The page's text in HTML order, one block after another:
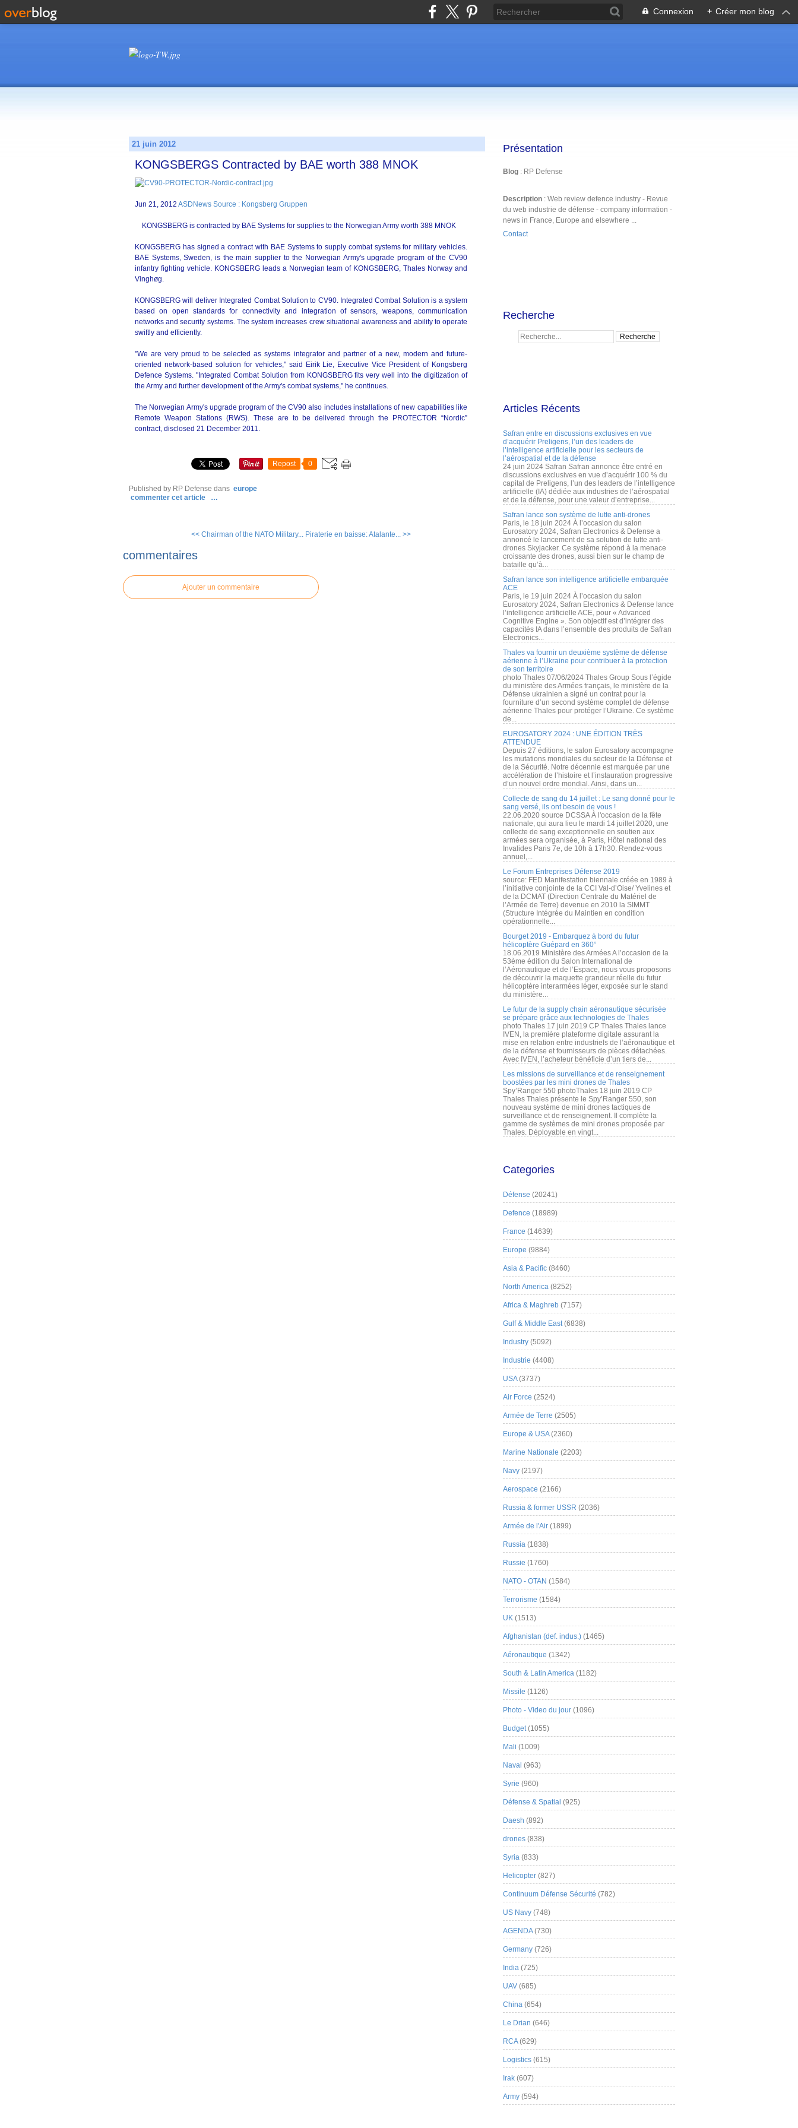
Connexion + Créer mon blog
21 juin 2012
KONGSBERGS Contracted by BAE worth 388 MNOK
Jun 21, 2012 ASDNews Source : Kongsberg Gruppen
KONGSBERG is contracted by BAE Systems for supplies to the Norwegian Army worth 388 MNOK
KONGSBERG has signed a contract with BAE Systems to supply combat systems for military vehicles.
BAE Systems, Sweden, is the main supplier to the Norwegian Army's upgrade program of the CV90
infantry fighting vehicle. KONGSBERG leads a Norwegian team of KONGSBERG, Thales Norway and
Vinghøg.
KONGSBERG will deliver Integrated Combat Solution to CV90. Integrated Combat Solution is a system
based on open standards for connectivity and integration of sensors, weapons, communication
networks and security systems. The system increases crew situational awareness and ability to operate
swiftly and efficiently.
"We are very proud to be selected as systems integrator and partner of a new, modern and future-
oriented network-based solution for vehicles," said Eirik Lie, Executive Vice President of Kongsberg
Defence Systems. "Integrated Combat Solution from KONGSBERG fits very well into the digitization of
the Army and further development of the Army's combat systems," he continues.
The Norwegian Army's upgrade program of the CV90 also includes installations of new capabilities like
Remote Weapon Stations (RWS). These are to be delivered through the PROTECTOR “Nordic”
contract, disclosed 21 December 2011.
Repost 0
Published by RP Defense dans europe
commenter cet article
…
<< Chairman of the NATO Military... Piraterie en baisse: Atalante... >>
commentaires
Ajouter un commentaire
Présentation
Blog : RP Defense
Description : Web review defence industry - Revue
du web industrie de défense - company information -
news in France, Europe and elsewhere ...
Contact
Recherche
Articles Récents
Safran entre en discussions exclusives en vue
d’acquérir Preligens, l’un des leaders de
l’intelligence artificielle pour les secteurs de
l’aérospatial et de la défense
24 juin 2024 Safran Safran annonce être entré en
discussions exclusives en vue d’acquérir 100 % du
capital de Preligens, l’un des leaders de l’intelligence
artificielle (IA) dédiée aux industries de l’aérospatial
et de la défense, pour une valeur d’entreprise...
Safran lance son système de lutte anti-drones
Paris, le 18 juin 2024 À l’occasion du salon
Eurosatory 2024, Safran Electronics & Defense a
annoncé le lancement de sa solution de lutte anti-
drones Skyjacker. Ce système répond à la menace
croissante des drones, aussi bien sur le champ de
bataille qu’à...
Safran lance son intelligence artificielle embarquée
ACE
Paris, le 19 juin 2024 À l’occasion du salon
Eurosatory 2024, Safran Electronics & Defense lance
l’intelligence artificielle ACE, pour « Advanced
Cognitive Engine ». Son objectif est d’intégrer des
capacités IA dans l’ensemble des produits de Safran
Electronics...
Thales va fournir un deuxième système de défense
aérienne à l’Ukraine pour contribuer à la protection
de son territoire
photo Thales 07/06/2024 Thales Group Sous l’égide
du ministère des Armées français, le ministère de la
Défense ukrainien a signé un contrat pour la
fourniture d’un second système complet de défense
aérienne Thales pour protéger l’Ukraine. Ce système
de...
EUROSATORY 2024 : UNE ÉDITION TRÈS
ATTENDUE
Depuis 27 éditions, le salon Eurosatory accompagne
les mutations mondiales du secteur de la Défense et
de la Sécurité. Notre décennie est marquée par une
accélération de l’histoire et l’instauration progressive
d’un nouvel ordre mondial. Ainsi, dans un...
Collecte de sang du 14 juillet : Le sang donné pour le
sang versé, ils ont besoin de vous !
22.06.2020 source DCSSA À l'occasion de la fête
nationale, qui aura lieu le mardi 14 juillet 2020, une
collecte de sang exceptionnelle en soutien aux
armées sera organisée, à Paris, Hôtel national des
Invalides Paris 7e, de 10h à 17h30. Rendez-vous
annuel,...
Le Forum Entreprises Défense 2019
source: FED Manifestation biennale créée en 1989 à
l’initiative conjointe de la CCI Val-d’Oise/ Yvelines et
de la DCMAT (Direction Centrale du Matériel de
l’Armée de Terre) devenue en 2010 la SIMMT
(Structure Intégrée du Maintien en condition
opérationnelle...
Bourget 2019 - Embarquez à bord du futur
hélicoptère Guépard en 360°
18.06.2019 Ministère des Armées A l’occasion de la
53ème édition du Salon International de
l’Aéronautique et de l’Espace, nous vous proposons
de découvrir la maquette grandeur réelle du futur
hélicoptère interarmées léger, exposée sur le stand
du ministère...
Le futur de la supply chain aéronautique sécurisée
se prépare grâce aux technologies de Thales
photo Thales 17 juin 2019 CP Thales Thales lance
IVEN, la première plateforme digitale assurant la
mise en relation entre industriels de l’aéronautique et
de la défense et fournisseurs de pièces détachées.
Avec IVEN, l’acheteur bénéficie d’un tiers de...
Les missions de surveillance et de renseignement
boostées par les mini drones de Thales
Spy’Ranger 550 photoThales 18 juin 2019 CP
Thales Thales présente le Spy’Ranger 550, son
nouveau système de mini drones tactiques de
surveillance et de renseignement. Il complète la
gamme de systèmes de mini drones proposée par
Thales. Déployable en vingt...
Categories
Défense (20241)
Defence (18989)
France (14639)
Europe (9884)
Asia & Pacific (8460)
North America (8252)
Africa & Maghreb (7157)
Gulf & Middle East(6838)
Industry (5092)
Industrie (4408)
USA(3737)
Air Force (2524)
Armée de Terre (2505)
Europe & USA(2360)
Marine Nationale (2203)
Navy (2197)
Aerospace (2166)
Russia & former USSR (2036)
Armée de l'Air (1899)
Russia (1838)
Russie (1760)
NATO - OTAN (1584)
Terrorisme (1584)
UK (1513)
Afghanistan (def. indus.) (1465)
Aéronautique (1342)
South & Latin America (1182)
Missile (1126)
Photo - Video du jour (1096)
Budget(1055)
Mali (1009)
Naval (963)
Syrie (960)
Défense & Spatial (925)
Daesh (892)
drones (838)
Syria (833)
Helicopter (827)
Continuum Défense Sécurité (782)
US Navy (748)
AGENDA(730)
Germany (726)
India (725)
UAV (685)
China (654)
Le Drian (646)
RCA(629)
Logistics (615)
Irak (607)
Army (594)